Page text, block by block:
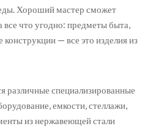
Хороший мастер сможет
все что угодно: предметы быта,
— все это изделия из
различные специализированные
емкости, стеллажи,
из нержавеющей стали